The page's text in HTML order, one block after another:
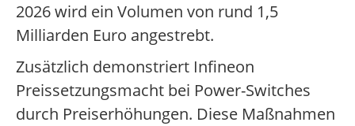
2026 wird ein Volumen von rund 1,5
Milliarden Euro angestrebt.
Zusätzlich demonstriert Infineon
Preissetzungsmacht bei Power-Switches
durch Preiserhöhungen. Diese Maßnahmen